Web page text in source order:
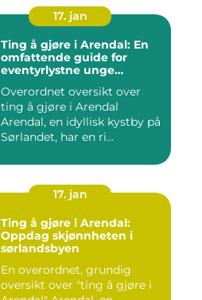
17. jan
Ting å gjøre i Arendal: En
omfattende guide for
eventyrlystne unge
Overordnet oversikt over
ting å gjøre i Arendal
Arendal, en idyllisk kystby på
Sørlandet, har en ri...
17. jan
Ting å gjøre i Arendal:
Oppdag skjønnheten i
sørlandsbyen
En overordnet, grundig
oversikt over "ting å gjøre i